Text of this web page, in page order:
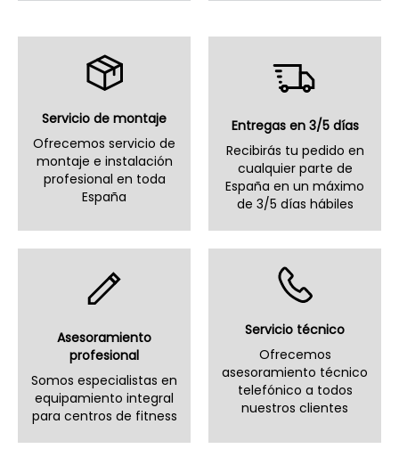
Servicio de montaje
Ofrecemos servicio de
montaje e instalación
profesional en toda
España
Entregas en 3/5 días
Recibirás tu pedido en
cualquier parte de
España en un máximo
de 3/5 días hábiles
Asesoramiento
profesional
Somos especialistas en
equipamiento integral
para centros de fitness
Servicio técnico
Ofrecemos
asesoramiento técnico
telefónico a todos
nuestros clientes